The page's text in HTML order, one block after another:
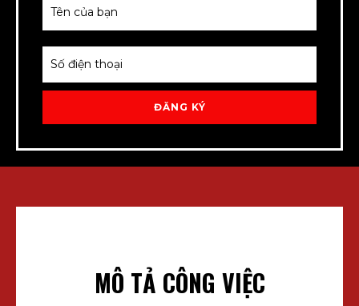
ĐĂNG KÝ
MÔ TẢ CÔNG VIỆC